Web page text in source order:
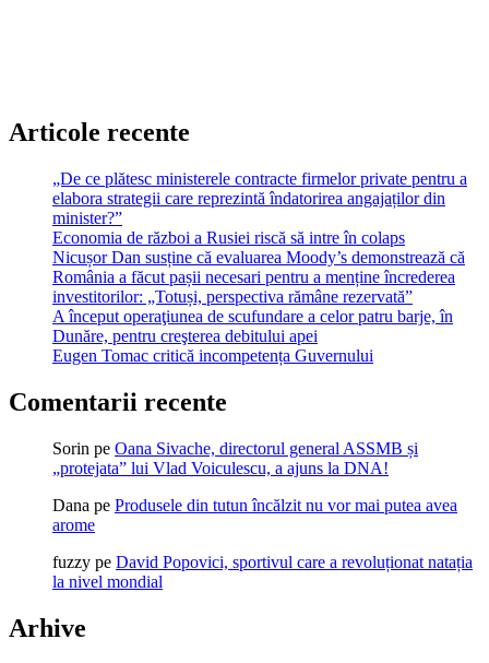
Articole recente
„De ce plătesc ministerele contracte firmelor private pentru a
elabora strategii care reprezintă îndatorirea angajaților din
minister?”
Economia de război a Rusiei riscă să intre în colaps
Nicușor Dan susține că evaluarea Moody’s demonstrează că
România a făcut pașii necesari pentru a menține încrederea
investitorilor: „Totuși, perspectiva rămâne rezervată”
A început operaţiunea de scufundare a celor patru barje, în
Dunăre, pentru creşterea debitului apei
Eugen Tomac critică incompetența Guvernului
Comentarii recente
Sorin pe Oana Sivache, directorul general ASSMB și
„protejata” lui Vlad Voiculescu, a ajuns la DNA!
Dana pe Produsele din tutun încălzit nu vor mai putea avea
arome
fuzzy pe David Popovici, sportivul care a revoluționat natația
la nivel mondial
Arhive